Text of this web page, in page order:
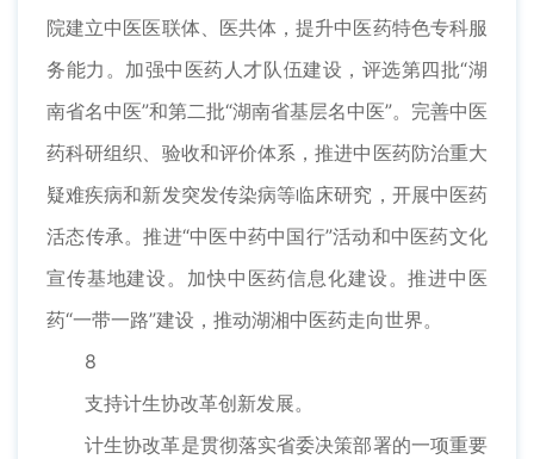
院建立中医医联体、医共体，提升中医药特色专科服
务能力。加强中医药人才队伍建设，评选第四批“湖
南省名中医”和第二批“湖南省基层名中医”。完善中医
药科研组织、验收和评价体系，推进中医药防治重大
疑难疾病和新发突发传染病等临床研究，开展中医药
活态传承。推进“中医中药中国行”活动和中医药文化
宣传基地建设。加快中医药信息化建设。推进中医
药“一带一路”建设，推动湖湘中医药走向世界。
8
支持计生协改革创新发展。
计生协改革是贯彻落实省委决策部署的一项重要